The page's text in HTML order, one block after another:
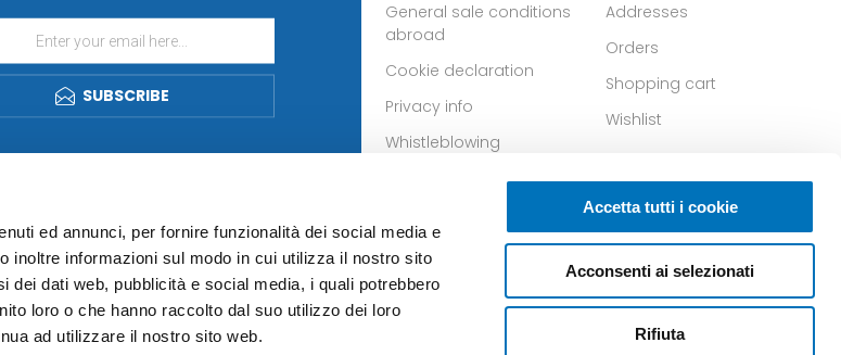
ed annunci, per fornire funzionalità dei social media e
inoltre informazioni sul modo in cui utilizza il nostro sito
dei dati web, pubblicità e social media, i quali potrebbero
loro o che hanno raccolto dal suo utilizzo dei loro
ad utilizzare il nostro sito web.
Accetta tutti i cookie
Acconsenti ai selezionati
Rifiuta
SUBSCRIBE
General sale conditions
abroad
Cookie declaration
Privacy info
Whistleblowing
Addresses
Orders
Shopping cart
Wishlist
Download Android app